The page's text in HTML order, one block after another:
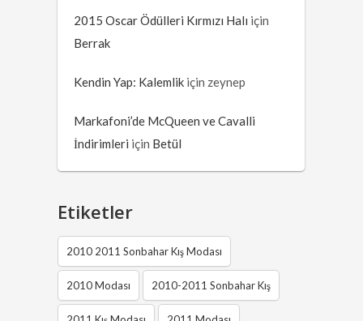
2015 Oscar Ödülleri Kırmızı Halı için
Berrak
Kendin Yap: Kalemlik için zeynep
Markafoni’de McQueen ve Cavalli
İndirimleri için Betül
Etiketler
2010 2011 Sonbahar Kış Modası
2010 Modası 2010-2011 Sonbahar Kış